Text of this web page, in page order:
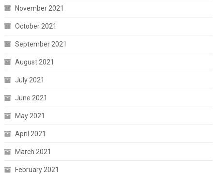
November 2021
October 2021
September 2021
August 2021
July 2021
June 2021
May 2021
April 2021
March 2021
February 2021